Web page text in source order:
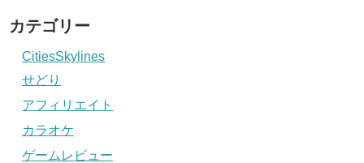
カテゴリー
CitiesSkylines
せどり
アフィリエイト
カラオケ
ゲームレビュー